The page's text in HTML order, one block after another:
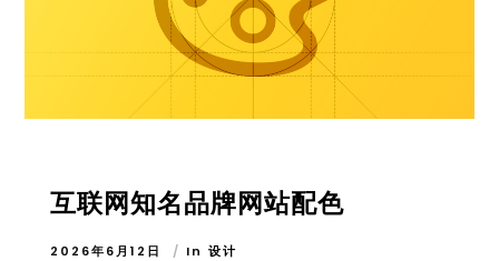
互联网知名品牌网站配色
2026年6月12日 In 设计